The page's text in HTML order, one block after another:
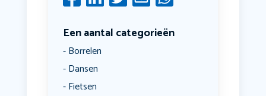
Een aantal categorieën
Borrelen
Dansen
Fietsen